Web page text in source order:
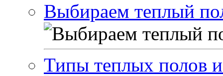
Выбираем теплый
Типы теплых полов